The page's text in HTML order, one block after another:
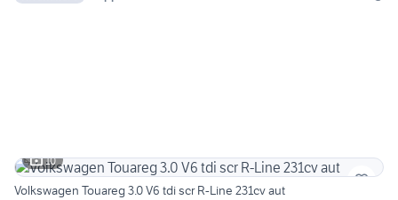
10
Volkswagen Touareg 3.0 V6 tdi scr R-Line 231cv aut